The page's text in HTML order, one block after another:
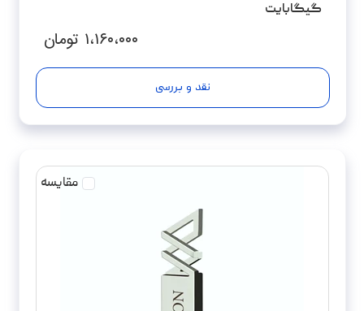
گیگابایت
۱،۱۶۰،۰۰۰ تومان
نقد و بررسی
مقایسه